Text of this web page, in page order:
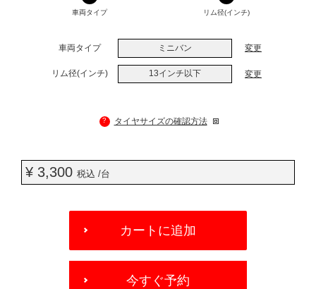
車両タイプ リム径(インチ)
車両タイプ ミニバン 変更
リム径(インチ) 13インチ以下 変更
? タイヤサイズの確認方法
¥ 3,300 税込 /台
OPTIONS
カートに追加
今すぐ予約